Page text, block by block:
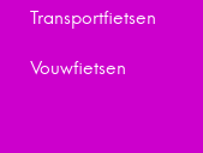
Transportfietsen
Vouwfietsen